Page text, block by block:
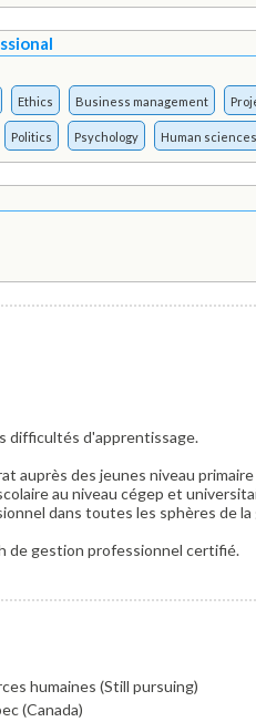
Ethics Business management
Politics Psychology Human sciences
difficultés d'apprentissage.
auprès des jeunes niveau
au niveau cégep et
dans toutes les sphères de
de gestion professionnel certifié.
humaines (Still pursuing)
(Canada)